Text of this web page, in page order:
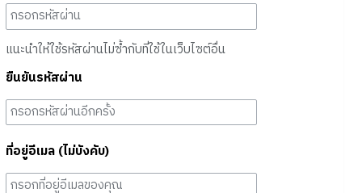
แนะนำให้ใช้รหัสผ่านไม่ซ้ำกับที่ใช้ในเว็บไซต์อื่น
ยืนยันรหัสผ่าน
ที่อยู่อีเมล (ไม่บังคับ)